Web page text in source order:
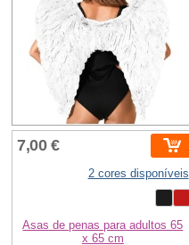
7,00 €
2 cores disponíveis
Asas de penas para adultos 65
x 65 cm